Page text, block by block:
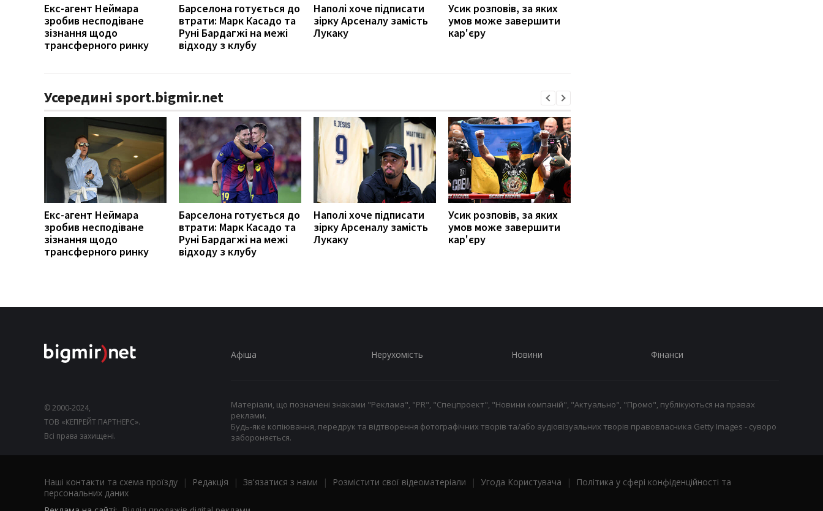
Екс-агент Неймара
зробив несподіване
зізнання щодо
трансферного ринку
Барселона готується до
втрати: Марк Касадо та
Руні Бардагжі на межі
відходу з клубу
Наполі хоче підписати
зірку Арсеналу замість
Лукаку
Усик розповів, за яких
умов може завершити
кар'єру
Усередині sport.bigmir.net
Екс-агент Неймара
зробив несподіване
зізнання щодо
трансферного ринку
Барселона готується до
втрати: Марк Касадо та
Руні Бардагжі на межі
відходу з клубу
Наполі хоче підписати
зірку Арсеналу замість
Лукаку
Усик розповів, за яких
умов може завершити
кар'єру
© 2000-2024,
ТОВ «КЕПРЕЙТ ПАРТНЕРС».
Всі права захищені.
Афіша Нерухомість Новини Фінанси
Матеріали, що позначені знаками "Реклама", "PR", "Спецпроект", "Новини компаній", "Актуально", "Промо", публікуються на правах
реклами.
Будь-яке копіювання, передрук та відтворення фотографічних творів та/або аудіовізуальних творів правовласника Getty Images - суворо
забороняється.
Наші контакти та схема проїзду | Редакція | Зв'язатися з нами | Розмістити свої відеоматеріали | Угода Користувача |
Політика у сфері конфіденційності та
персональних даних